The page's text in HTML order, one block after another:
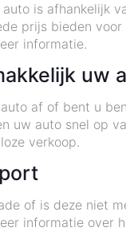
is afhankelijk
prijs bieden
informatie.
uw
af of bent u
uw auto snel op
verkoop.
of is deze niet
informatie over